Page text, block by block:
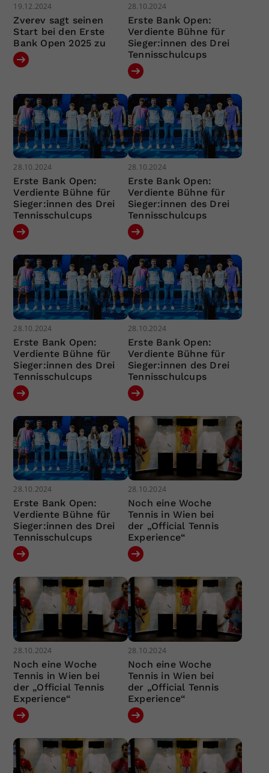
19.12.2024
Zverev sagt seinen
Start bei den Erste
Bank Open 2025 zu
28.10.2024
Erste Bank Open:
Verdiente Bühne für
Sieger:innen des Drei
Tennisschulcups
28.10.2024
Erste Bank Open:
Verdiente Bühne für
Sieger:innen des Drei
Tennisschulcups
28.10.2024
Erste Bank Open:
Verdiente Bühne für
Sieger:innen des Drei
Tennisschulcups
28.10.2024
Erste Bank Open:
Verdiente Bühne für
Sieger:innen des Drei
Tennisschulcups
28.10.2024
Erste Bank Open:
Verdiente Bühne für
Sieger:innen des Drei
Tennisschulcups
28.10.2024
Erste Bank Open:
Verdiente Bühne für
Sieger:innen des Drei
Tennisschulcups
28.10.2024
Noch eine Woche
Tennis in Wien bei
der „Official Tennis
Experience“
28.10.2024
Noch eine Woche
Tennis in Wien bei
der „Official Tennis
Experience“
28.10.2024
Noch eine Woche
Tennis in Wien bei
der „Official Tennis
Experience“